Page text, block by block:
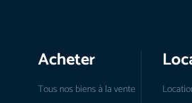
Acheter
Tous nos biens à la vente